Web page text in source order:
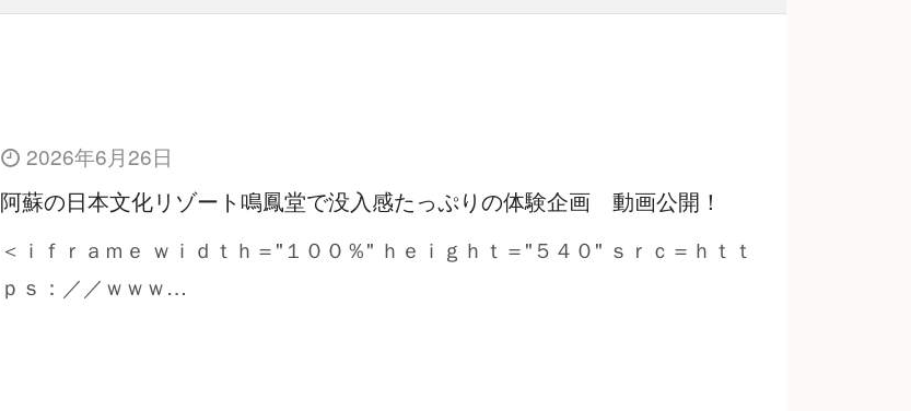
2026年6月26日
阿蘇の日本文化リゾート鳴鳳堂で没入感たっぷりの体験企画 動画公開！
＜ｉｆｒａｍｅ ｗｉｄｔｈ＝"１００％" ｈｅｉｇｈｔ＝"５４０" ｓｒｃ＝ｈｔｔ
ｐｓ：／／ｗｗｗ…